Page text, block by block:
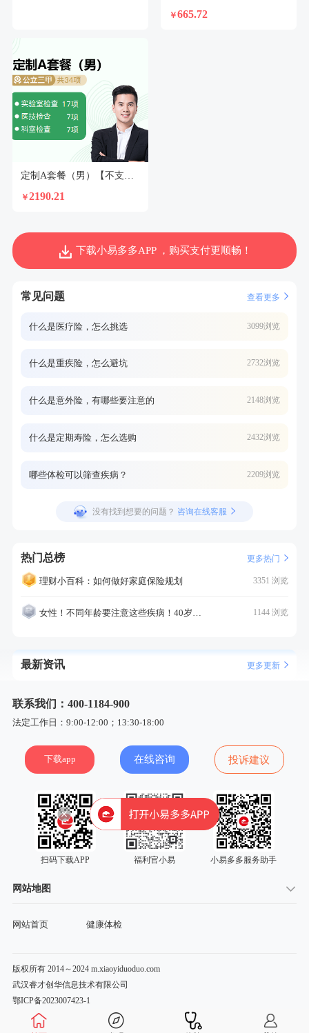
￥665.72
定制A套餐（男）【不支持回乡证】
￥2190.21
下载小易多多APP ，购买支付更顺畅！
常见问题 查看更多
什么是医疗险，怎么挑选 3099浏览
什么是重疾险，怎么避坑 2732浏览
什么是意外险，有哪些要注意的 2148浏览
什么是定期寿险，怎么选购 2432浏览
哪些体检可以筛查疾病？ 2209浏览
没有找到想要的问题？ 咨询在线客服
热门总榜 更多热门
理财小百科：如何做好家庭保险规划 3351 浏览
女性！不同年龄要注意这些疾病！40岁的这个疾病最需要注意！ 1144 浏览
最新资讯 更多更新
联系我们：400-1184-900
法定工作日：9:00-12:00；13:30-18:00
下载app 在线咨询 投诉建议
扫码下载APP 福利官小易 小易多多服务助手
网站地图
网站首页 健康体检
版权所有 2014～2024 m.xiaoyiduoduo.com
武汉睿才创华信息技术有限公司
鄂ICP备2023007423-1